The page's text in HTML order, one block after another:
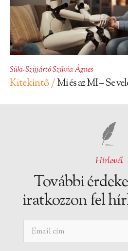
Süki-Szijjártó Szilvia Ágnes
Kitekintő /Mi és az MI – Se
Hírlevél
További
iratkozzon fel